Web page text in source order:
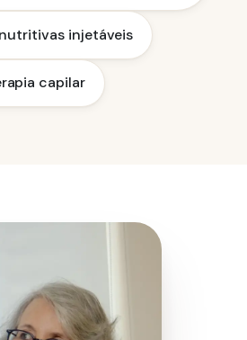
injetáveis
capilar